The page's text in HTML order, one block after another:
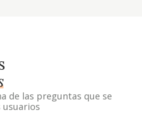
de las preguntas que se
usuarios